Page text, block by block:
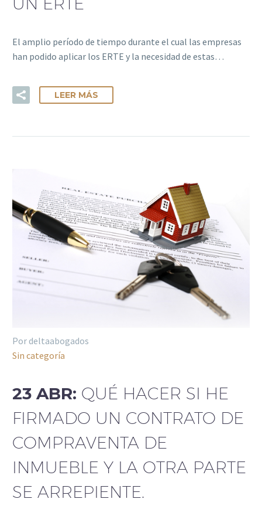
El amplio período de tiempo durante el cual las empresas
han podido aplicar los ERTE y la necesidad de estas…
LEER MÁS
Por deltaabogados
Sin categoría
23 ABR: QUÉ HACER SI HE
FIRMADO UN CONTRATO DE
COMPRAVENTA DE
INMUEBLE Y LA OTRA PARTE
SE ARREPIENTE.